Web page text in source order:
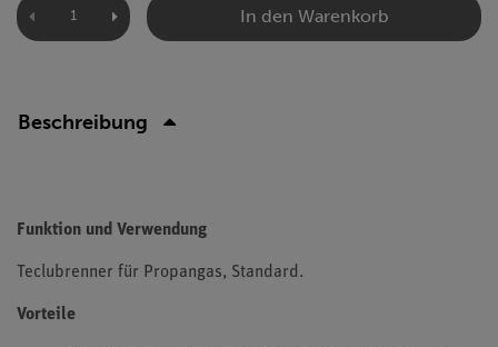
In den Warenkorb
Beschreibung
Funktion und Verwendung
Teclubrenner für Propangas, Standard.
Vorteile